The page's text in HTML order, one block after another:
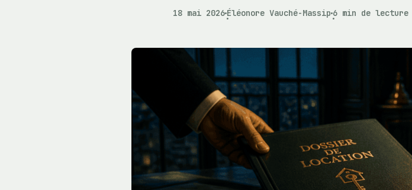
18 mai 2026
·
Éléonore Vauché-Massip
·
6 min de lecture